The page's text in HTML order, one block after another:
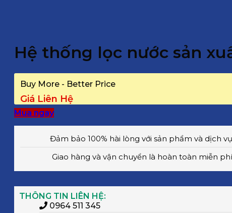
Hệ thống lọc nước sản
Buy More - Better Price
Giá Liên Hệ
Mua ngay
Đảm bảo 100% hài lòng với sản phẩm và dịch
Giao hàng và vận chuyển là hoàn toàn miễn
THÔNG TIN LIÊN HỆ:
0964 511 345